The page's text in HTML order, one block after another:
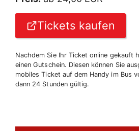
Tickets kaufen
Nachdem Sie Ihr Ticket online gekauft
einen Gutschein. Diesen können Sie
mobiles Ticket auf dem Handy im Bus
dann 24 Stunden gültig.